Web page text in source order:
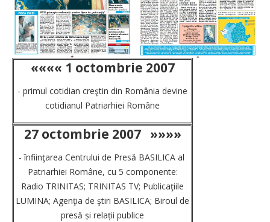
«««« 1 octombrie 2007
- primul cotidian creştin din România devine
cotidianul Patriarhiei Române
27 octombrie 2007 »»»»
- înfiinţarea Centrului de Presă BASILICA al
Patriarhiei Române, cu 5 componente:
Radio TRINITAS; TRINITAS TV; Publicaţiile
LUMINA; Agenţia de ştiri BASILICA; Biroul de
presă și relații publice